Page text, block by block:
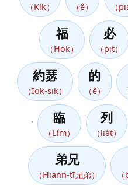
（Ki̍k） （ê） （
福
（Hok）
必
（pit）
約瑟
（Iok-sik）
的
（ê）
臨
（Lím）
列
（lia̍t）
弟兄
（Hiann-tī兄弟）